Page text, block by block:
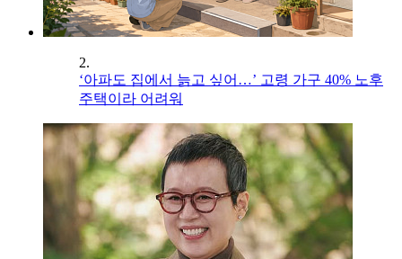
2.
‘아파도 집에서 늙고 싶어…’ 고령 가구 40% 노후
주택이라 어려워